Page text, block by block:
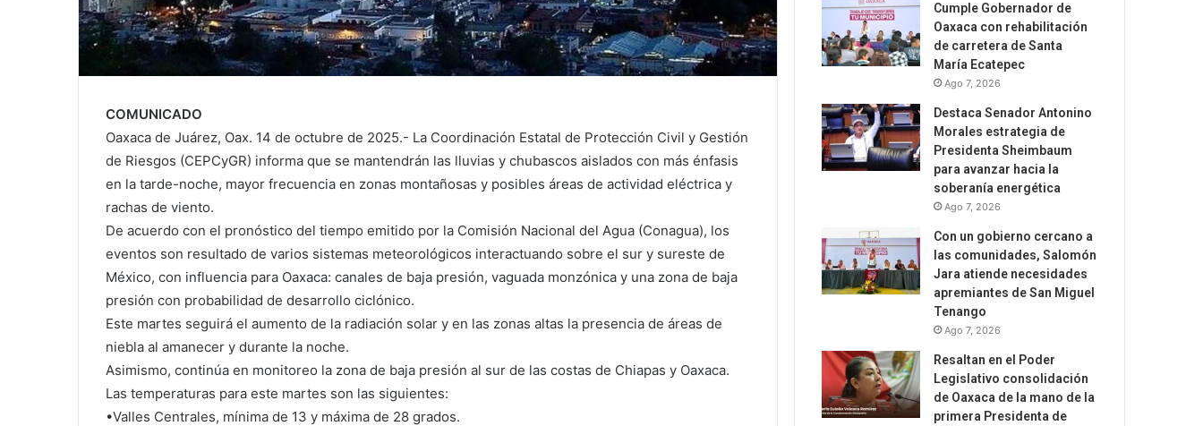
COMUNICADO
Oaxaca de Juárez, Oax. 14 de octubre de 2025.- La Coordinación Estatal de Protección Civil y Gestión
de Riesgos (CEPCyGR) informa que se mantendrán las lluvias y chubascos aislados con más énfasis
en la tarde-noche, mayor frecuencia en zonas montañosas y posibles áreas de actividad eléctrica y
rachas de viento.
De acuerdo con el pronóstico del tiempo emitido por la Comisión Nacional del Agua (Conagua), los
eventos son resultado de varios sistemas meteorológicos interactuando sobre el sur y sureste de
México, con influencia para Oaxaca: canales de baja presión, vaguada monzónica y una zona de baja
presión con probabilidad de desarrollo ciclónico.
Este martes seguirá el aumento de la radiación solar y en las zonas altas la presencia de áreas de
niebla al amanecer y durante la noche.
Asimismo, continúa en monitoreo la zona de baja presión al sur de las costas de Chiapas y Oaxaca.
Las temperaturas para este martes son las siguientes:
•Valles Centrales, mínima de 13 y máxima de 28 grados.
Cumple Gobernador de
Oaxaca con rehabilitación
de carretera de Santa
María Ecatepec
Ago 7, 2026
Destaca Senador Antonino
Morales estrategia de
Presidenta Sheimbaum
para avanzar hacia la
soberanía energética
Ago 7, 2026
Con un gobierno cercano a
las comunidades, Salomón
Jara atiende necesidades
apremiantes de San Miguel
Tenango
Ago 7, 2026
Resaltan en el Poder
Legislativo consolidación
de Oaxaca de la mano de la
primera Presidenta de